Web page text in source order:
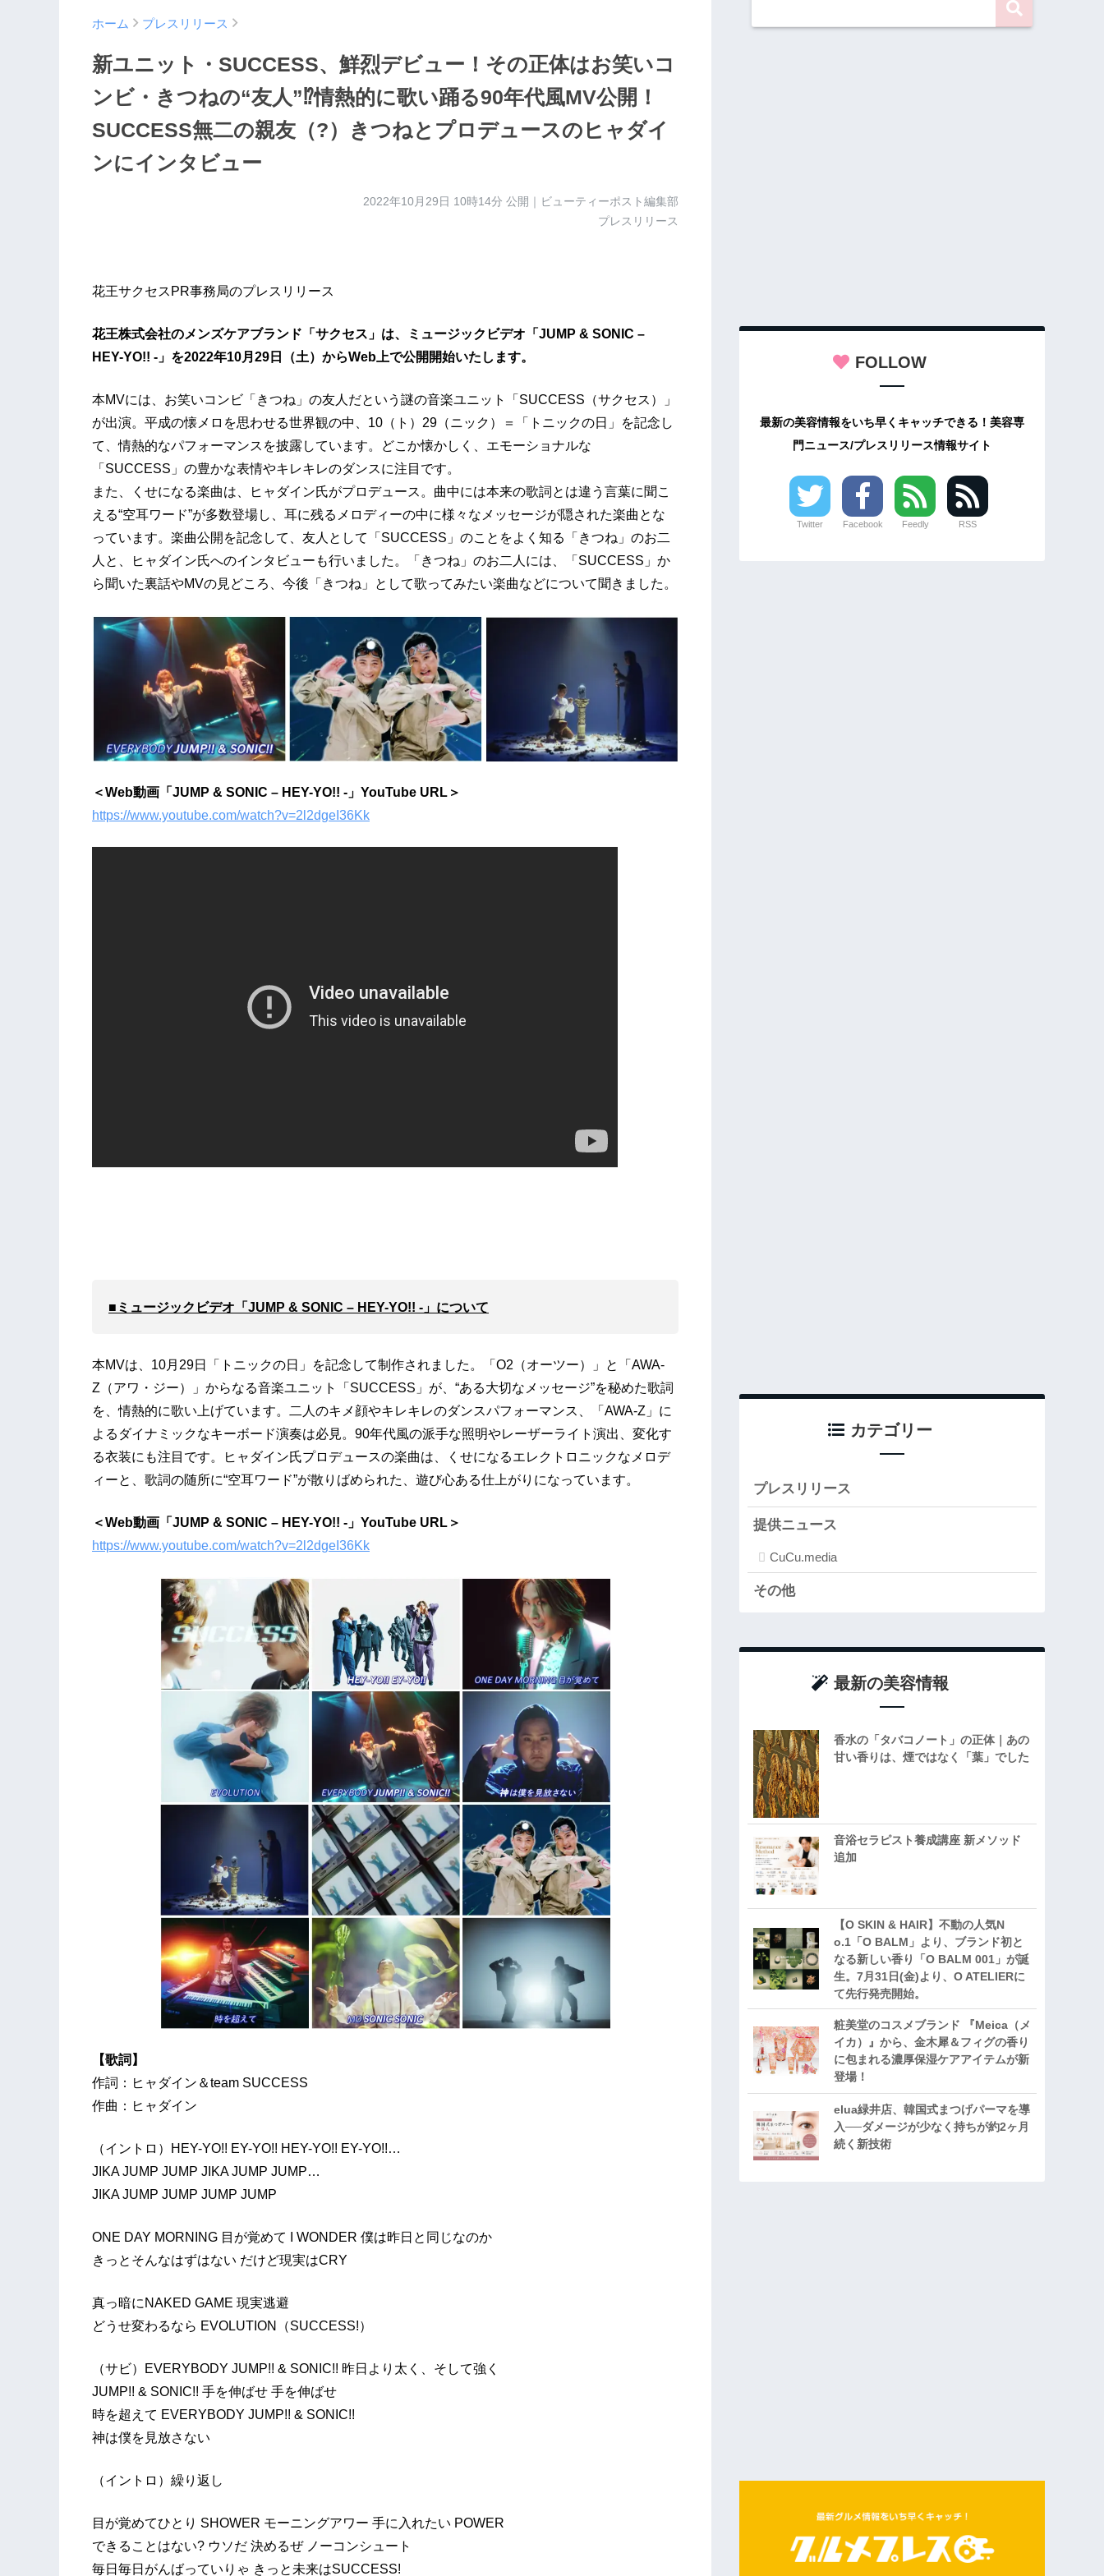
ホーム プレスリリース
新ユニット・SUCCESS、鮮烈デビュー！その正体はお笑いコ
ンビ・きつねの“友人”⁉情熱的に歌い踊る90年代風MV公開！
SUCCESS無二の親友（?）きつねとプロデュースのヒャダイ
ンにインタビュー
2022年10月29日 10時14分 公開｜ビューティーポスト編集部
プレスリリース
花王サクセスPR事務局のプレスリリース
花王株式会社のメンズケアブランド「サクセス」は、ミュージックビデオ「JUMP & SONIC –
HEY-YO!! -」を2022年10月29日（土）からWeb上で公開開始いたします。
本MVには、お笑いコンビ「きつね」の友人だという謎の音楽ユニット「SUCCESS（サクセス）」
が出演。平成の懐メロを思わせる世界観の中、10（ト）29（ニック）＝「トニックの日」を記念し
て、情熱的なパフォーマンスを披露しています。どこか懐かしく、エモーショナルな
「SUCCESS」の豊かな表情やキレキレのダンスに注目です。
また、くせになる楽曲は、ヒャダイン氏がプロデュース。曲中には本来の歌詞とは違う言葉に聞こ
える“空耳ワード”が多数登場し、耳に残るメロディーの中に様々なメッセージが隠された楽曲とな
っています。楽曲公開を記念して、友人として「SUCCESS」のことをよく知る「きつね」のお二
人と、ヒャダイン氏へのインタビューも行いました。「きつね」のお二人には、「SUCCESS」か
ら聞いた裏話やMVの見どころ、今後「きつね」として歌ってみたい楽曲などについて聞きました。
＜Web動画「JUMP & SONIC – HEY-YO!! -」YouTube URL＞
https://www.youtube.com/watch?v=2l2dgeI36Kk
■ミュージックビデオ「JUMP & SONIC – HEY-YO!! -」について
本MVは、10月29日「トニックの日」を記念して制作されました。「O2（オーツー）」と「AWA-
Z（アワ・ジー）」からなる音楽ユニット「SUCCESS」が、“ある大切なメッセージ”を秘めた歌詞
を、情熱的に歌い上げています。二人のキメ顔やキレキレのダンスパフォーマンス、「AWA-Z」に
よるダイナミックなキーボード演奏は必見。90年代風の派手な照明やレーザーライト演出、変化す
る衣装にも注目です。ヒャダイン氏プロデュースの楽曲は、くせになるエレクトロニックなメロデ
ィーと、歌詞の随所に“空耳ワード”が散りばめられた、遊び心ある仕上がりになっています。
＜Web動画「JUMP & SONIC – HEY-YO!! -」YouTube URL＞
https://www.youtube.com/watch?v=2l2dgeI36Kk
【歌詞】
作詞：ヒャダイン＆team SUCCESS
作曲：ヒャダイン
（イントロ）HEY-YO!! EY-YO!! HEY-YO!! EY-YO!!…
JIKA JUMP JUMP JIKA JUMP JUMP…
JIKA JUMP JUMP JUMP JUMP
ONE DAY MORNING 目が覚めて I WONDER 僕は昨日と同じなのか
きっとそんなはずはない だけど現実はCRY
真っ暗にNAKED GAME 現実逃避
どうせ変わるなら EVOLUTION（SUCCESS!）
（サビ）EVERYBODY JUMP!! & SONIC!! 昨日より太く、そして強く
JUMP!! & SONIC!! 手を伸ばせ 手を伸ばせ
時を超えて EVERYBODY JUMP!! & SONIC!!
神は僕を見放さない
（イントロ）繰り返し
目が覚めてひとり SHOWER モーニングアワー 手に入れたい POWER
できることはない? ウソだ 決めるぜ ノーコンシュート
毎日毎日がんばっていりゃ きっと未来はSUCCESS!
FOLLOW
最新の美容情報をいち早くキャッチできる！美容専
門ニュース/プレスリリース情報サイト
Twitter Facebook Feedly RSS
カテゴリー
プレスリリース
提供ニュース
CuCu.media
その他
最新の美容情報
香水の「タバコノート」の正体｜あの
甘い香りは、煙ではなく「葉」でした
音浴セラピスト養成講座 新メソッド
追加
【O SKIN & HAIR】不動の人気N
o.1「O BALM」より、ブランド初と
なる新しい香り「O BALM 001」が誕
生。7月31日(金)より、O ATELIERに
て先行発売開始。
粧美堂のコスメブランド 『Meica（メ
イカ）』から、金木犀＆フィグの香り
に包まれる濃厚保湿ケアアイテムが新
登場！
elua緑井店、韓国式まつげパーマを導
入──ダメージが少なく持ちが約2ヶ月
続く新技術